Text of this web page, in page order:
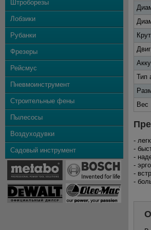
Штроборезы
Лобзики
Рубанки
Фрезеры
Рейсмус
Пневмоинструмент
Строительные фены
Пылесосы
Воздуходувки
Садовый инструмент
Тип
Вес
-
-
-
-
-
-